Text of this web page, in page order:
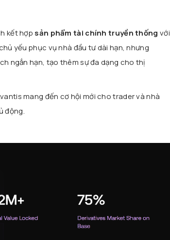
kết hợp sản phẩm tài chính truyền thống với
yếu phục vụ nhà đầu tư dài hạn, nhưng
ngắn hạn, tạo thêm sự đa dạng cho thị
mang đến cơ hội mới cho trader và nhà
động.